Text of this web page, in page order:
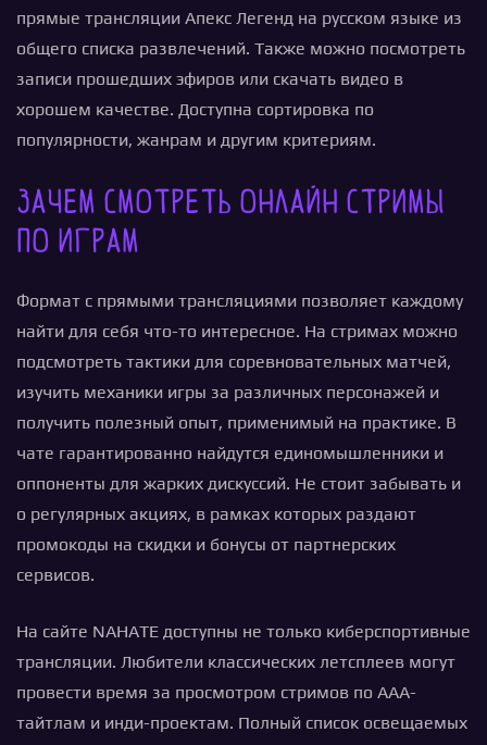
прямые трансляции Апекс Легенд на русском языке из
общего списка развлечений. Также можно посмотреть
записи прошедших эфиров или скачать видео в
хорошем качестве. Доступна сортировка по
популярности, жанрам и другим критериям.
Зачем смотреть онлайн стримы
по играм
Формат с прямыми трансляциями позволяет каждому
найти для себя что-то интересное. На стримах можно
подсмотреть тактики для соревновательных матчей,
изучить механики игры за различных персонажей и
получить полезный опыт, применимый на практике. В
чате гарантированно найдутся единомышленники и
оппоненты для жарких дискуссий. Не стоит забывать и
о регулярных акциях, в рамках которых раздают
промокоды на скидки и бонусы от партнерских
сервисов.
На сайте NAHATE доступны не только киберспортивные
трансляции. Любители классических летсплеев могут
провести время за просмотром стримов по ААА-
тайтлам и инди-проектам. Полный список освещаемых